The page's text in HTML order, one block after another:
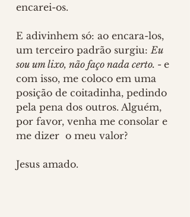
encarei-os.
E adivinhem só: ao encara-los,
um terceiro padrão surgiu: Eu
sou um lixo, não faço nada certo. - e
com isso, me coloco em uma
posição de coitadinha, pedindo
pela pena dos outros. Alguém,
por favor, venha me consolar e
me dizer  o meu valor?
Jesus amado.